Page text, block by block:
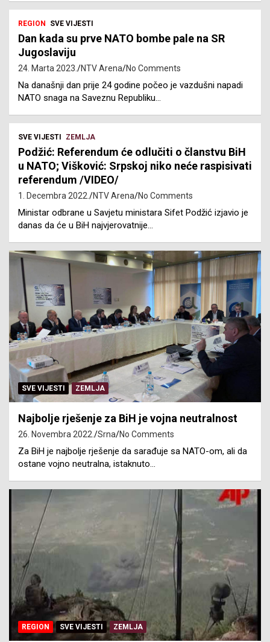
REGION SVE VIJESTI
Dan kada su prve NATO bombe pale na SR
Jugoslaviju
24. Marta 2023. NTV Arena No Comments
Na današnji dan prije 24 godine počeo je vazdušni napadi
NATO snaga na Saveznu Republiku…
SVE VIJESTI ZEMLJA
Podžić: Referendum će odlučiti o članstvu BiH
u NATO; Višković: Srpskoj niko neće raspisivati
referendum /VIDEO/
1. Decembra 2022. NTV Arena No Comments
Ministar odbrane u Savjetu ministara Sifet Podžić izjavio je
danas da će u BiH najvjerovatnije…
SVE VIJESTI ZEMLJA
Najbolje rješenje za BiH je vojna neutralnost
26. Novembra 2022. Srna No Comments
Za BiH je najbolje rješenje da sarađuje sa NATO-om, ali da
ostane vojno neutralna, istaknuto…
REGION SVE VIJESTI ZEMLJA